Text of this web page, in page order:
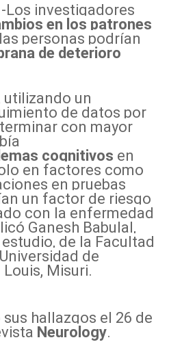
Los investigadores
en los patrones
personas podrían
de deterioro
utilizando un
de datos por
con mayor
cognitivos en
en factores como
en pruebas
un factor de riesgo
con la enfermedad
Ganesh Babulal,
de la Facultad
de
Misuri.
hallazgos el 26 de
Neurology.